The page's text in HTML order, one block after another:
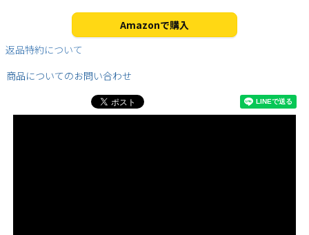
Amazonで購入
返品特約について
商品についてのお問い合わせ